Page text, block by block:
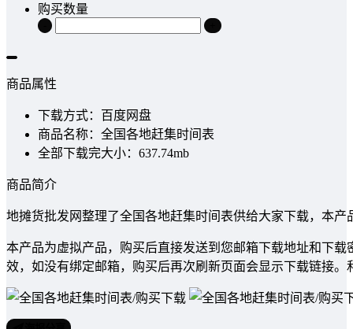
购买数量
商品属性
下载方式： 百度网盘
商品名称： 全国各地赶集时间表
全部下载完大小： 637.74mb
商品简介
地摊货批发网整理了全国各地赶集时间表供给大家下载，本产
本产品为虚拟产品，购买后直接发送到您邮箱下载地址和下
效，如没有绑定邮箱，购买后再次刷新页面会显示下载链接。